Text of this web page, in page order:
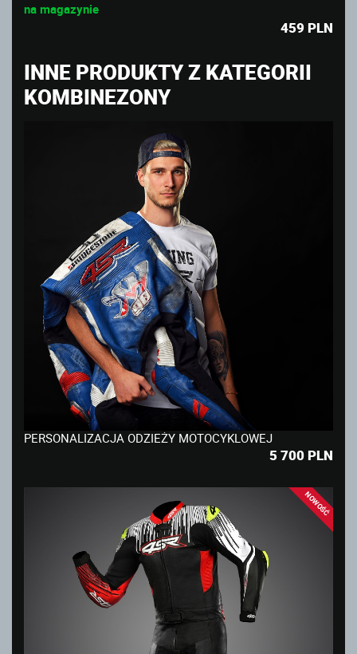
na magazynie
459 PLN
INNE PRODUKTY Z KATEGORII
KOMBINEZONY
PERSONALIZACJA ODZIEŻY MOTOCYKLOWEJ
5 700 PLN
NOWOŚĆ